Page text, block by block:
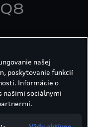
našej
poskytovanie funkcií
Informácie o
našimi sociálnymi